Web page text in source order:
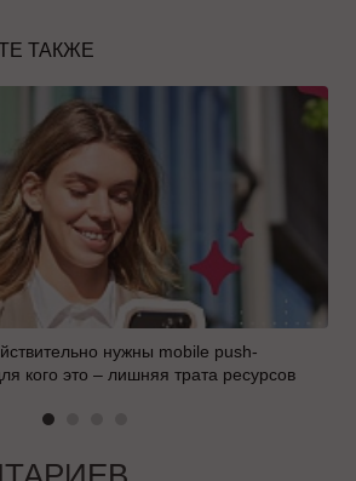
ТАКЖЕ
нужны mobile push-
кого это – лишняя трата ресурсов